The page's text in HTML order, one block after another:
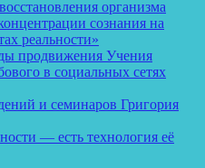
организма
сознания на
реальности»
продвижения Учения
в социальных сетях
и семинаров Григория
— есть технология её